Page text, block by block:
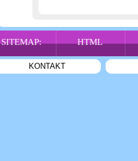
SITEMAP: HTML
KONTAKT